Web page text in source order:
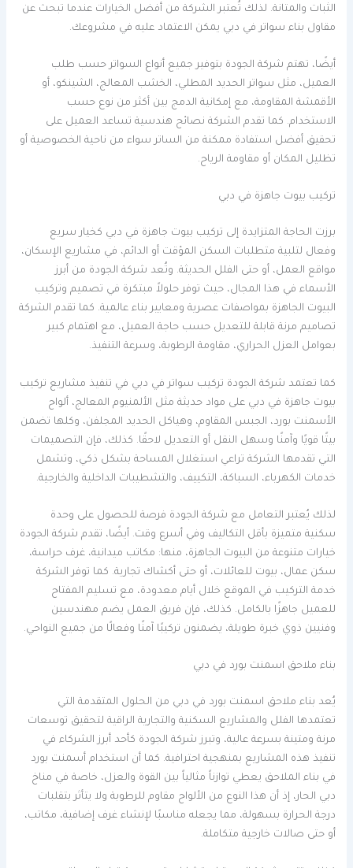
الثبات والمتانة. لذلك تُعتبر الشركة من أفضل الخيارات عندما تبحث عن
مقاول بناء سواتر في دبي يمكن الاعتماد عليه في مشروعك.
أيضًا، تهتم شركة الجودة بتوفير جميع أنواع السواتر حسب طلب
العميل، مثل سواتر الحديد المطلي، الخشب المعالج، الشينكو، أو
الأقمشة المقاومة، مع إمكانية الدمج بين أكثر من نوع حسب
الاستخدام. كما تقدم الشركة نصائح هندسية تساعد العميل على
تحقيق أفضل استفادة ممكنة من الساتر سواء من ناحية الخصوصية أو
تظليل المكان أو مقاومة الرياح.
تركيب بيوت جاهزة في دبي
برزت الحاجة المتزايدة إلى تركيب بيوت جاهزة في دبي كخيار سريع
وفعال لتلبية متطلبات السكن المؤقت أو الدائم، في مشاريع الإسكان،
مواقع العمل، أو حتى الفلل الحديثة. وتُعد شركة الجودة من أبرز
الأسماء في هذا المجال، حيث توفر حلولاً مبتكرة في تصميم وتركيب
البيوت الجاهزة بمواصفات عصرية ومعايير بناء عالمية. كما تقدم الشركة
تصاميم مرنة قابلة للتعديل حسب حاجة العميل، مع اهتمام كبير
بعوامل العزل الحراري، مقاومة الرطوبة، وسرعة التنفيذ.
كما تعتمد شركة الجودة تركيب سواتر في دبي في تنفيذ مشاريع تركيب
بيوت جاهزة في دبي على مواد حديثة مثل الألمنيوم المعالج، ألواح
الأسمنت بورد، الجبس المقاوم، وهياكل الحديد المجلفن، وكلها تضمن
بيتًا قويًا وآمنًا وسهل النقل أو التعديل لاحقًا. كذلك، فإن التصميمات
التي تقدمها الشركة تراعي استغلال المساحة بشكل ذكي، وتشمل
خدمات الكهرباء، السباكة، التكييف، والتشطيبات الداخلية والخارجية.
لذلك يُعتبر التعامل مع شركة الجودة فرصة للحصول على وحدة
سكنية متميزة بأقل التكاليف وفي أسرع وقت. أيضًا، تقدم شركة الجودة
خيارات متنوعة من البيوت الجاهزة، منها: مكاتب ميدانية، غرف حراسة،
سكن عمال، بيوت للعائلات، أو حتى أكشاك تجارية. كما توفر الشركة
خدمة التركيب في الموقع خلال أيام معدودة، مع تسليم المفتاح
للعميل جاهزًا بالكامل. كذلك، فإن فريق العمل يضم مهندسين
وفنيين ذوي خبرة طويلة، يضمنون تركيبًا آمنًا وفعالًا من جميع النواحي.
بناء ملاحق اسمنت بورد في دبي
يُعد بناء ملاحق اسمنت بورد في دبي من الحلول المتقدمة التي
تعتمدها الفلل والمشاريع السكنية والتجارية الراقية لتحقيق توسعات
مرنة ومتينة بسرعة عالية، وتبرز شركة الجودة كأحد أبرز الشركاء في
تنفيذ هذه المشاريع بمنهجية احترافية. كما أن استخدام أسمنت بورد
في بناء الملاحق يعطي توازناً مثالياً بين القوة والعزل، خاصة في مناخ
دبي الحار، إذ أن هذا النوع من الألواح مقاوم للرطوبة ولا يتأثر بتقلبات
درجة الحرارة بسهولة، مما يجعله مناسبًا لإنشاء غرف إضافية، مكاتب،
أو حتى صالات خارجية متكاملة.